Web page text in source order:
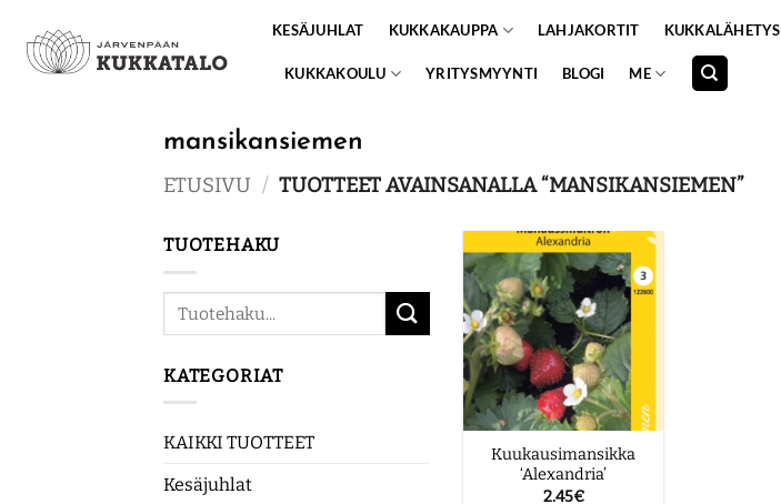
content
KESÄJUHLAT KUKKAKAUPPA LAHJAKORTIT KUKKALÄHETYS
KUKKAKOULU YRITYSMYYNTI BLOGI ME
mansikansiemen
ETUSIVU / TUOTTEET AVAINSANALLA “MANSIKANSIEMEN”
TUOTEHAKU
Etsi:
KATEGORIAT
KAIKKI TUOTTEET
Kesäjuhlat
Kuukausimansikka
‘Alexandria’
2.45€